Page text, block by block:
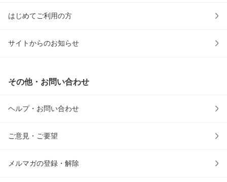
はじめてご利用の方
サイトからのお知らせ
その他・お問い合わせ
ヘルプ・お問い合わせ
ご意見・ご要望
メルマガの登録・解除